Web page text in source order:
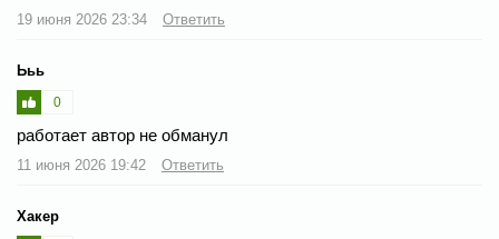
19 июня 2026 23:34 Ответить
Ььь
0
работает автор не обманул
11 июня 2026 19:42 Ответить
Хакер